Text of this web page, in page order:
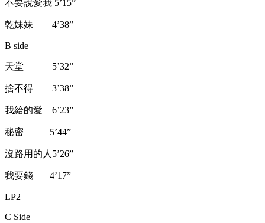
不要說愛我 5’15”
乾妹妹 4’38”
B side
天堂 5’32”
捨不得 3’38”
我給的愛 6’23”
秘密 5’44”
沒路用的人5’26”
我要錢 4’17”
LP2
C Side